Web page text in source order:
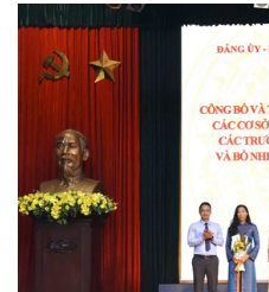
phường, chỉ định các đồng chí
thư Đảng ủy, bổ nhiệm cán bộ